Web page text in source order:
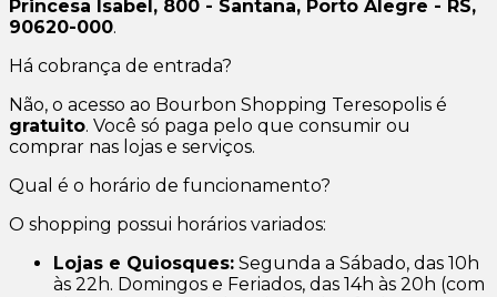
Princesa Isabel, 800 - Santana, Porto Alegre - RS,
90620-000.
Há cobrança de entrada?
Não, o acesso ao Bourbon Shopping Teresopolis é
gratuito. Você só paga pelo que consumir ou
comprar nas lojas e serviços.
Qual é o horário de funcionamento?
O shopping possui horários variados:
Lojas e Quiosques: Segunda a Sábado, das 10h
às 22h. Domingos e Feriados, das 14h às 20h (com